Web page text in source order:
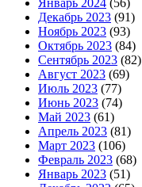
Январь 2024 (56)
Декабрь 2023 (91)
Ноябрь 2023 (93)
Октябрь 2023 (84)
Сентябрь 2023 (82)
Август 2023 (69)
Июль 2023 (77)
Июнь 2023 (74)
Май 2023 (61)
Апрель 2023 (81)
Март 2023 (106)
Февраль 2023 (68)
Январь 2023 (51)